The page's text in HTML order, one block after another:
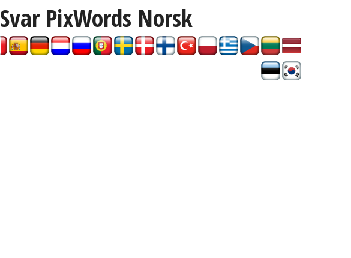
Svar PixWords Norsk